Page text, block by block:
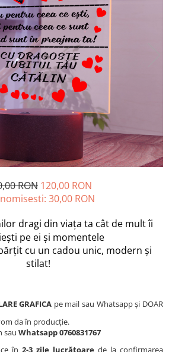
RON 120,00 RON
30,00 RON
dragi din viața ta cât de mult îi
pe ei și momentele
cu un cadou unic, modern și
stilat!
GRAFICA pe mail sau Whatsapp și DOAR
da în producție.
Whatsapp 0760831767
în 2-3 zile lucrătoare de la confirmarea